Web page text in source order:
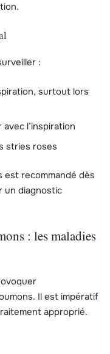
:
surtout lors
l’inspiration
stries roses
est recommandé dès
un diagnostic
: les maladies
Il est impératif
approprié.